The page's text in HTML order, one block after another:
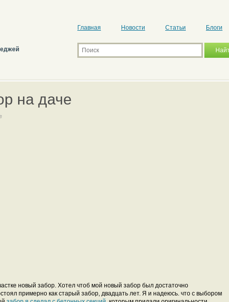
Главная Новости Статьи Блоги
на даче
новый забор. Хотел чтоб мой новый забор был достаточно
примерно как старый забор, двадцать лет. Я и надеюсь. что с выбором